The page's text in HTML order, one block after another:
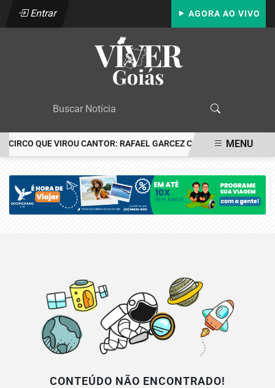
Entrar AGORA AO VIVO
CIRCO QUE VIROU CANTOR: RAFAEL GARCEZ CELEBRA 24 ANOS
MENU
CONTEÚDO NÃO ENCONTRADO!